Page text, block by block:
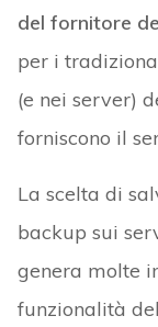
del fornitore
per i
(e nei server)
forniscono il
La scelta di
backup sui
genera molte
funzionalità